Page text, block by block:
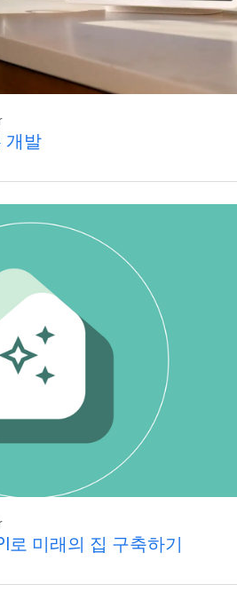
개발
미래의 집 구축하기